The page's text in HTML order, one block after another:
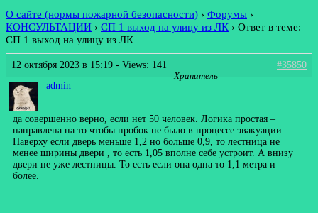
О сайте (нормы пожарной безопасности) › Форумы ›
КОНСУЛЬТАЦИИ › СП 1 выход на улицу из ЛК › Ответ в теме:
СП 1 выход на улицу из ЛК
12 октября 2023 в 15:19 - Views: 141
#35850
admin
Хранитель
да совершенно верно, если нет 50 человек. Логика простая –
направлена на то чтобы пробок не было в процессе эвакуации.
Наверху если дверь меньше 1,2 но больше 0,9, то лестница не
менее ширины двери , то есть 1,05 вполне себе устроит. А внизу
двери не уже лестницы. То есть если она одна то 1,1 метра и
более.